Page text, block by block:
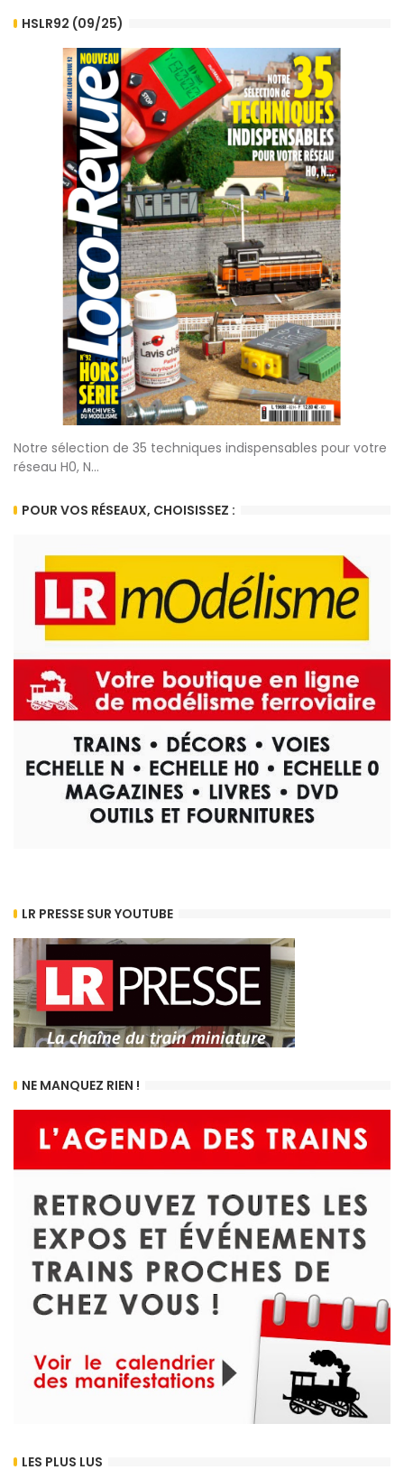
HSLR92 (09/25)
Notre sélection de 35 techniques indispensables pour votre
réseau H0, N...
POUR VOS RÉSEAUX, CHOISISSEZ :
LR PRESSE SUR YOUTUBE
NE MANQUEZ RIEN !
LES PLUS LUS